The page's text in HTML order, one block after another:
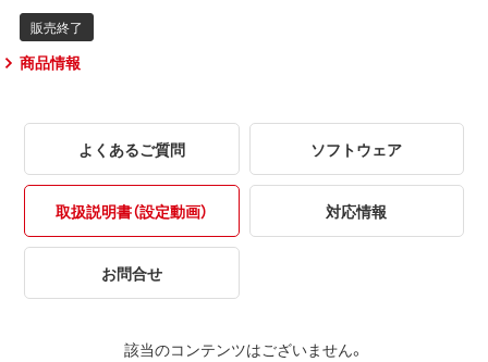
商品情報
よくあるご質問 ソフトウェア
取扱説明書（設定動画） 対応情報
お問合せ
該当のコンテンツはございません。